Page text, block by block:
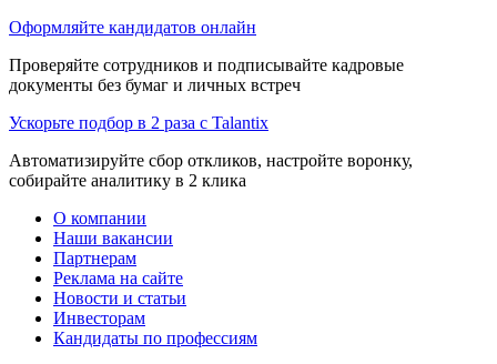
Оформляйте кандидатов онлайн
Проверяйте сотрудников и подписывайте кадровые
документы без бумаг и личных встреч
Ускорьте подбор в 2 раза с Talantix
Автоматизируйте сбор откликов, настройте воронку,
собирайте аналитику в 2 клика
О компании
Наши вакансии
Партнерам
Реклама на сайте
Новости и статьи
Инвесторам
Кандидаты по профессиям